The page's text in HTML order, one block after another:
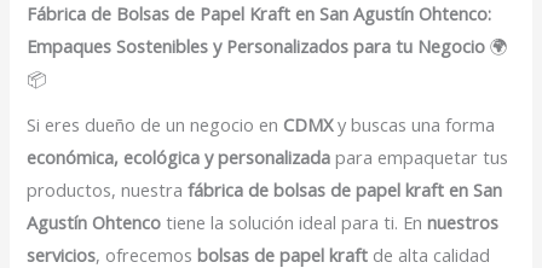
Fábrica de Bolsas de Papel Kraft en San Agustín Ohtenco:
Empaques Sostenibles y Personalizados para tu Negocio 🌍
📦
Si eres dueño de un negocio en CDMXy buscas una forma
económica, ecológica y personalizada para empaquetar tus
productos, nuestrafábrica de bolsas de papel kraft en San
Agustín Ohtenco tiene la solución ideal para ti. Ennuestros
servicios, ofrecemosbolsas de papel kraft de alta calidad